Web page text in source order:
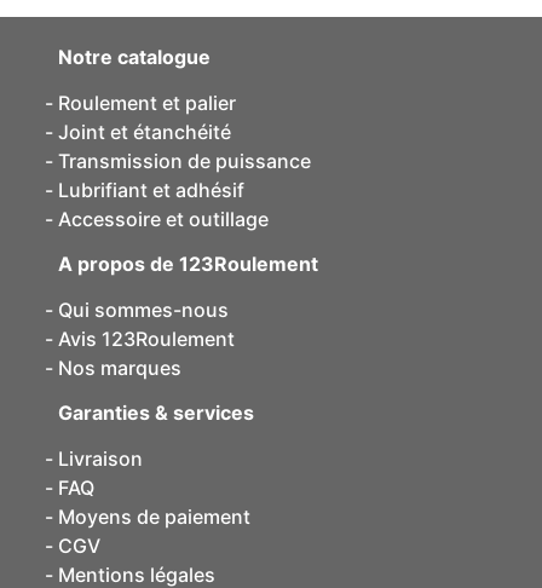
Notre catalogue
Roulement et palier
Joint et étanchéité
Transmission de puissance
Lubrifiant et adhésif
Accessoire et outillage
A propos de 123Roulement
Qui sommes-nous
Avis 123Roulement
Nos marques
Garanties & services
Livraison
FAQ
Moyens de paiement
CGV
Mentions légales